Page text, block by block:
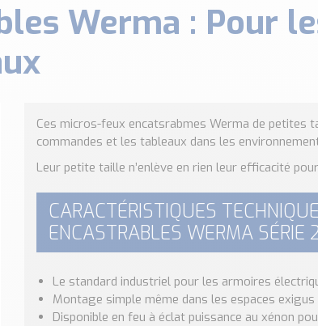
Werma : Pour
Ces micros-feux encatsrabmes Werma de petites
commandes et les tableaux dans les
Leur petite taille n’enlève en rien leur efficacité
CARACTÉRISTIQUES
ENCASTRABLES WERMA
Le standard industriel pour les armoires
Montage simple même dans les espaces exigus
Disponible en feu à éclat puissance au xénon